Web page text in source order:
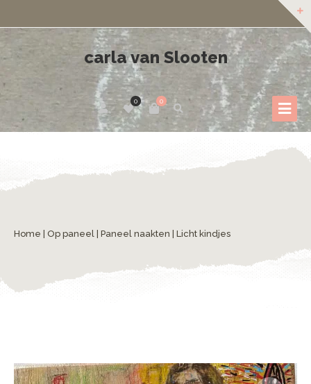
carla van Slooten
0
0
Home Op paneel Paneel naakten | Licht kindjes